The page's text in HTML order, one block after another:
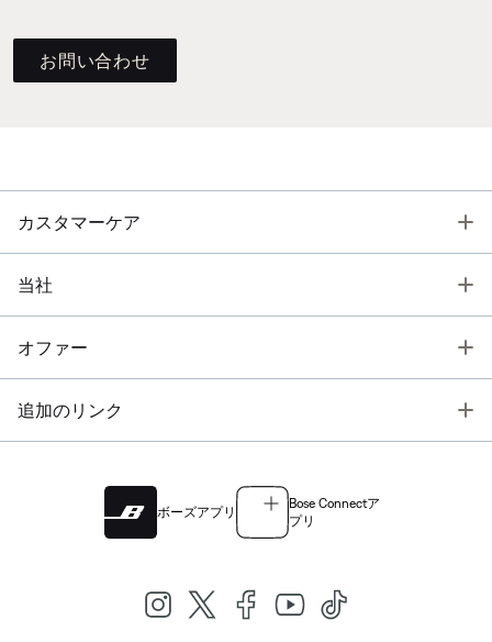
お問い合わせ
カスタマーケア
当社
オファー
追加のリンク
ボーズアプリ
Bose Connectア
プリ